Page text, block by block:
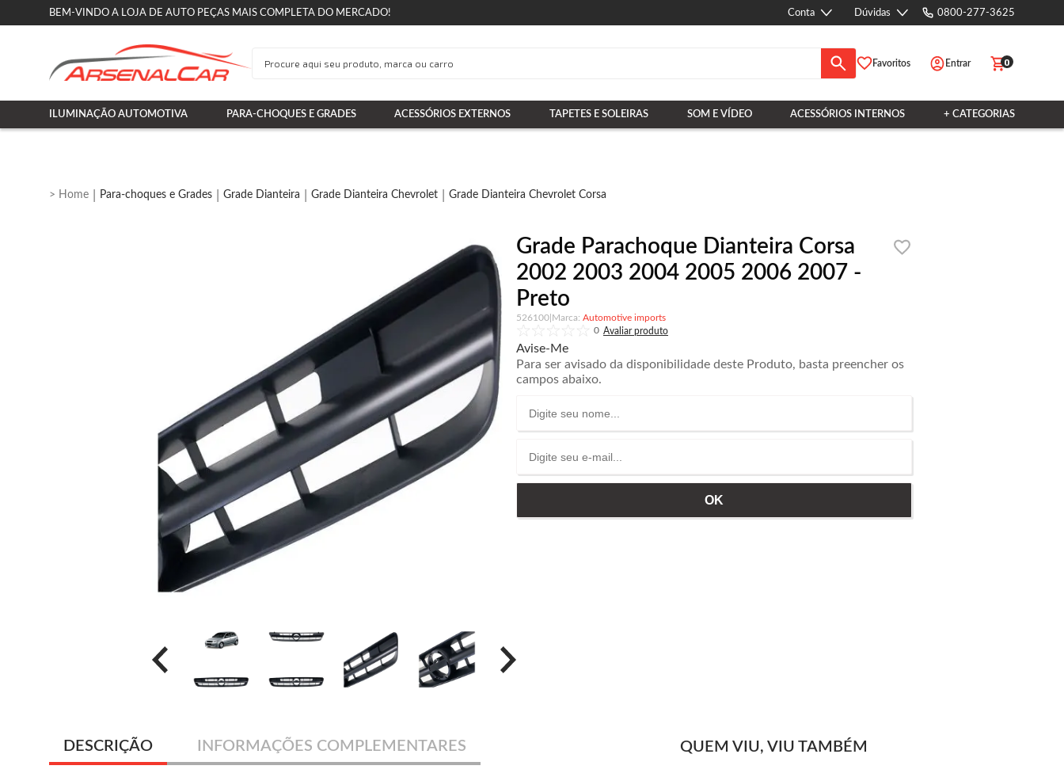
BEM-VINDO A LOJA DE AUTO PEÇAS MAIS COMPLETA DO MERCADO! Conta Dúvidas 0800-277-3625
Favoritos Entrar 0
ILUMINAÇÃO AUTOMOTIVA PARA-CHOQUES E GRADES ACESSÓRIOS EXTERNOS TAPETES E SOLEIRAS SOM E VÍDEO ACESSÓRIOS INTERNOS + CATEGORIAS
Para-choques e Grades Grade Dianteira Grade Dianteira Chevrolet Grade Dianteira Chevrolet Corsa
Grade Parachoque Dianteira Corsa
2002 2003 2004 2005 2006 2007 -
Preto
526100
Automotive imports
0
Avise-Me
Para ser avisado da disponibilidade deste Produto, basta preencher os
campos abaixo.
DESCRIÇÃO INFORMAÇÕES COMPLEMENTARES QUEM VIU, VIU TAMBÉM